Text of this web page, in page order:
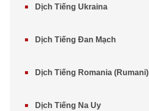
Dịch Tiếng Ukraina
Dịch Tiếng Đan Mạch
Dịch Tiếng Romania (Rumani)
Dịch Tiếng Na Uy